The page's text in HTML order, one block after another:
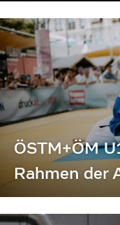
ÖSTM+ÖM
Rahmen der